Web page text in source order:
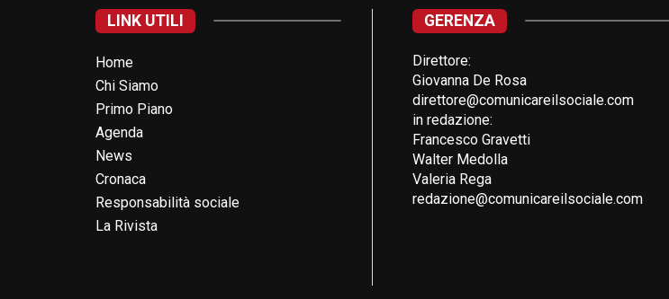
LINK UTILI
Home
Chi Siamo
Primo Piano
Agenda
News
Cronaca
Responsabilità sociale
La Rivista
GERENZA
Direttore:
Giovanna De Rosa
direttore@comunicareilsociale.com
in redazione:
Francesco Gravetti
Walter Medolla
Valeria Rega
redazione@comunicareilsociale.com